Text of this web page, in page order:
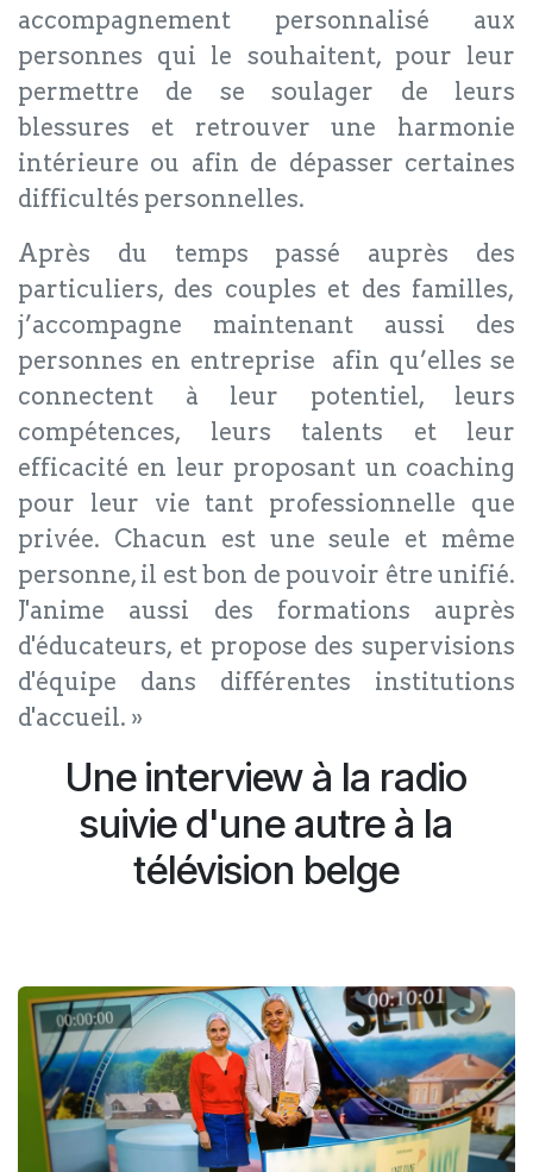
accompagnement personnalisé aux
personnes qui le souhaitent, pour leur
permettre de se soulager de leurs
blessures et retrouver une harmonie
intérieure ou afin de dépasser certaines
difficultés personnelles.
Après du temps passé auprès des
particuliers, des couples et des familles,
j’accompagne maintenant aussi des
personnes en entreprise afin qu’elles se
connectent à leur potentiel, leurs
compétences, leurs talents et leur
efficacité en leur proposant un coaching
pour leur vie tant professionnelle que
privée. Chacun est une seule et même
personne, il est bon de pouvoir être unifié.
J'anime aussi des formations auprès
d'éducateurs, et propose des supervisions
d'équipe dans différentes institutions
d'accueil. »
Une interview à la radio
suivie d'une autre à la
télévision belge